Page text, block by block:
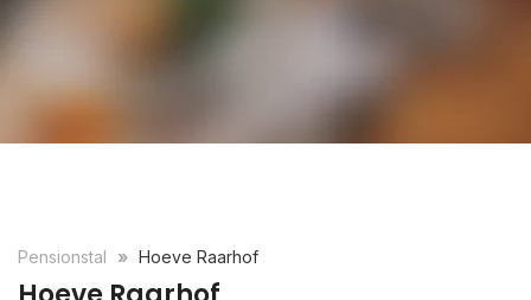
Pensionstal Hoeve Raarhof